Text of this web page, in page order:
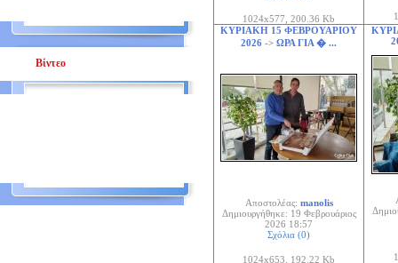
Βίντεο
1024x577, 200.36 Kb
ΚΥΡΙΑΚΗ 15 ΦΕΒΡΟΥΑΡΙΟΥ
2026 -> ΩΡΑ ΓΙΑ � ...
Αποστολέας: manolis
Δημιουργήθηκε: 19 Φεβρουάριος
2026 18:57
Σχόλια (0)
1024x653, 192.22 Kb